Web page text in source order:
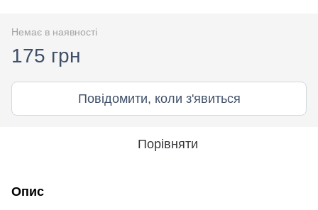
Немає в наявності
175 грн
Повідомити, коли з'явиться
Порівняти
Опис